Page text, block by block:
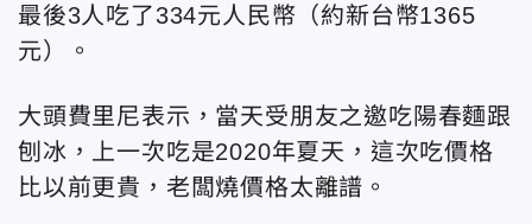
最後3人吃了334元人民幣（約新台幣1365
元）。
大頭費里尼表示，當天受朋友之邀吃陽春麵跟
刨冰，上一次吃是2020年夏天，這次吃價格
比以前更貴，老闆燒價格太離譜。